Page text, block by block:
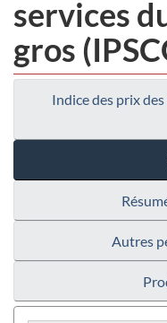
services
gros
Indice des prix
Autres